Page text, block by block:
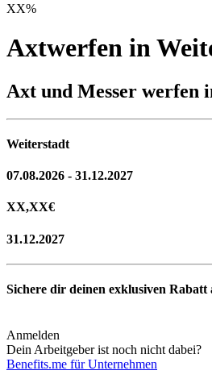
XX%
Axtwerfen in
Axt und Messer werfen
Weiterstadt
07.08.2026 - 31.12.2027
XX,XX€
31.12.2027
Sichere dir deinen exklusiven Rabatt
Anmelden
Dein Arbeitgeber ist noch nicht dabei?
Benefits.me für Unternehmen